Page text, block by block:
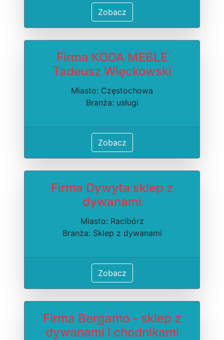
Zobacz
Firma KODA MEBLE
Tadeusz Więckowski
Miasto: Częstochowa
Branża: usługi
Zobacz
Firma Dywyta sklep z
dywanami
Miasto: Racibórz
Branża: Sklep z dywanami
Zobacz
Firma Bergamo - sklep z
dywanami i chodnikami